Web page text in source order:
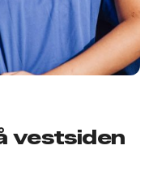
vestsiden